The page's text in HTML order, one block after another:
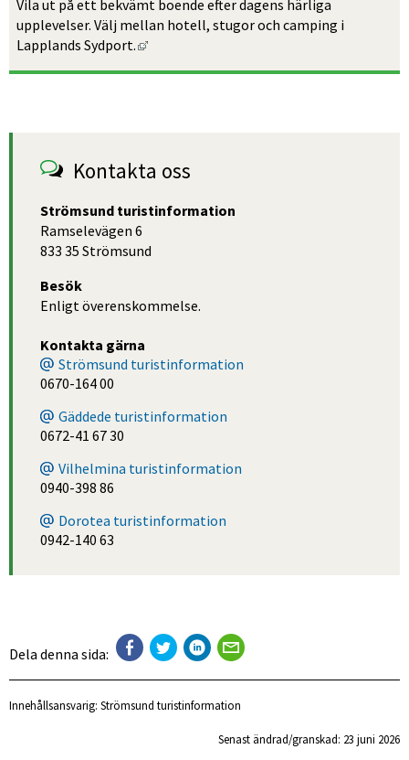
Vila ut på ett bekvämt boende efter dagens härliga
upplevelser. Välj mellan hotell, stugor och camping i
Lapplands Sydport.
Länk till annan webbplats, öppnas i nytt
Kontakta oss
Strömsund turistinformation
Ramselevägen 6
833 35 Strömsund
Besök
Enligt överenskommelse.
Kontakta gärna
Strömsund turistinformation
0670-164 00
Gäddede turistinformation
0672-41 67 30
Vilhelmina turistinformation
0940-398 86
Dorotea turistinformation
0942-140 63
Dela denna sida:
Innehållsansvarig: Strömsund turistinformation
Senast ändrad/granskad: 23 juni 2026